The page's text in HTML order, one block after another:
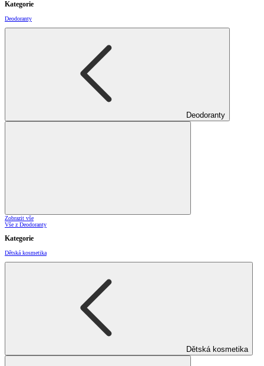
Kategorie
Deodoranty
Deodoranty
Zobrazit vše
Vše z Deodoranty
Kategorie
Dětská kosmetika
Dětská kosmetika